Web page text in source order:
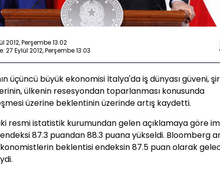
2012, Perşembe 13:02
27 Eylül 2012, Perşembe 13:03
üçüncü büyük ekonomisi İtalya'da iş dünyası güveni,
ülkenin resesyondan toparlanması konusunda
üzerine beklentinin üzerinde artış kaydetti.
resmi istatistik kurumundan gelen açıklamaya göre
87.3 puandan 88.3 puana yükseldi. Bloomberg
beklentisi endeksin 87.5 puan olarak